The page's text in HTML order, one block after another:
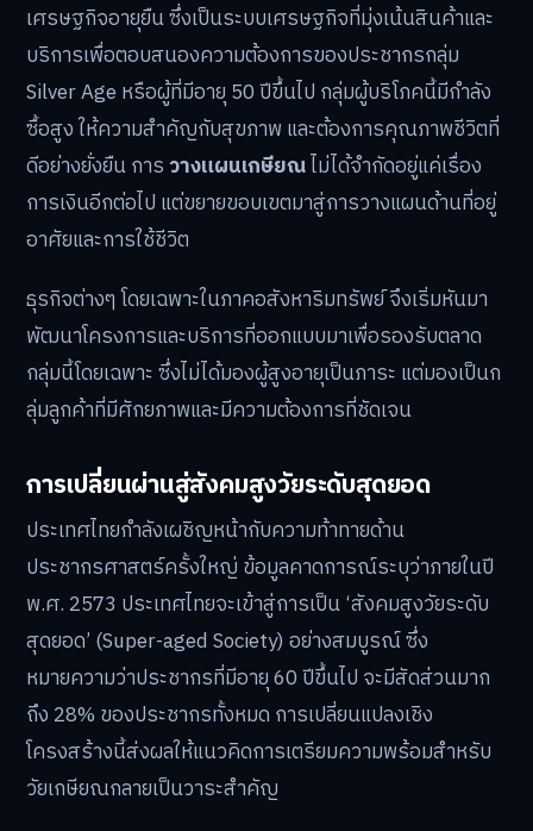
เศรษฐกิจอายุยืน ซึ่งเป็นระบบเศรษฐกิจที่มุ่งเน้นสินค้าและ
บริการเพื่อตอบสนองความต้องการของประชากรกลุ่ม
Silver Age หรือผู้ที่มีอายุ 50 ปีขึ้นไป กลุ่มผู้บริโภคนี้มีกำลัง
ซื้อสูง ให้ความสำคัญกับสุขภาพ และต้องการคุณภาพชีวิตที่
ดีอย่างยั่งยืน การวางแผนเกษียณไม่ได้จำกัดอยู่แค่เรื่อง
การเงินอีกต่อไป แต่ขยายขอบเขตมาสู่การวางแผนด้านที่อยู่
อาศัยและการใช้ชีวิต
ธุรกิจต่างๆ โดยเฉพาะในภาคอสังหาริมทรัพย์ จึงเริ่มหันมา
พัฒนาโครงการและบริการที่ออกแบบมาเพื่อรองรับตลาด
กลุ่มนี้โดยเฉพาะ ซึ่งไม่ได้มองผู้สูงอายุเป็นภาระ แต่มองเป็นก
ลุ่มลูกค้าที่มีศักยภาพและมีความต้องการที่ชัดเจน
การเปลี่ยนผ่านสู่สังคมสูงวัยระดับสุดยอด
ประเทศไทยกำลังเผชิญหน้ากับความท้าทายด้าน
ประชากรศาสตร์ครั้งใหญ่ ข้อมูลคาดการณ์ระบุว่าภายในปี
พ.ศ. 2573 ประเทศไทยจะเข้าสู่การเป็น ‘สังคมสูงวัยระดับ
สุดยอด’ (Super-aged Society) อย่างสมบูรณ์ ซึ่ง
หมายความว่าประชากรที่มีอายุ 60 ปีขึ้นไป จะมีสัดส่วนมาก
ถึง 28% ของประชากรทั้งหมด การเปลี่ยนแปลงเชิง
โครงสร้างนี้ส่งผลให้แนวคิดการเตรียมความพร้อมสำหรับ
วัยเกษียณกลายเป็นวาระสำคัญ